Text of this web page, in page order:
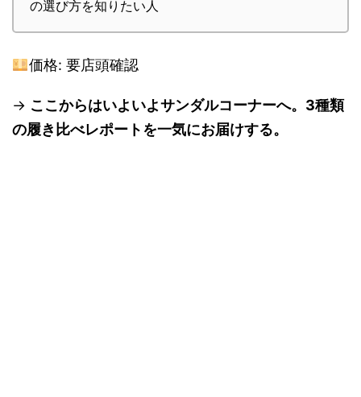
の選び方を知りたい人
価格: 要店頭確認
→ ここからはいよいよサンダルコーナーへ。3種類
の履き比べレポートを一気にお届けする。